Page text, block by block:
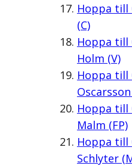
Hoppa till
(C)
Hoppa till
Holm (V)
Hoppa till
Hoppa till
Malm (FP)
Hoppa till
Schlyter